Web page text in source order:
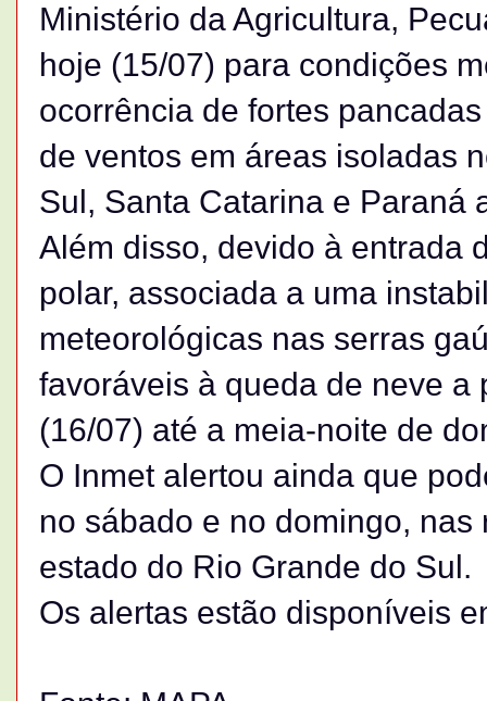
Ministério da Agricultura,
hoje (15/07) para condições
ocorrência de fortes
de ventos em áreas isoladas
Sul, Santa Catarina e Paraná
Além disso, devido à entrada
polar, associada a uma
meteorológicas nas serras
favoráveis à queda de neve
(16/07) até a meia-noite de
O Inmet alertou ainda que
no sábado e no domingo,
estado do Rio Grande do Sul.
Os alertas estão disponíveis